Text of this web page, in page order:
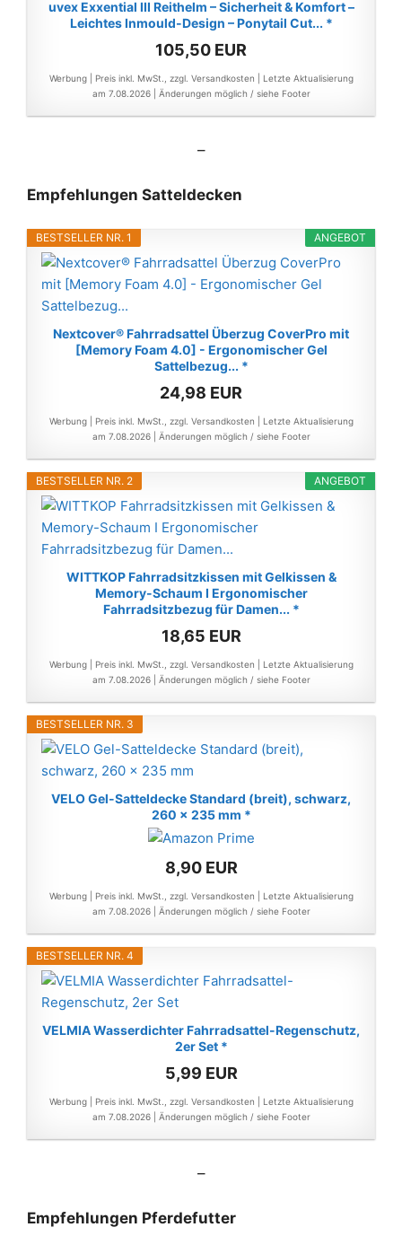
uvex Exxential III Reithelm – Sicherheit & Komfort –
Leichtes Inmould-Design – Ponytail Cut... *
105,50 EUR
Werbung | Preis inkl. MwSt., zzgl. Versandkosten |
Letzte Aktualisierung
am 7.08.2026 | Änderungen möglich / siehe Footer
–
Empfehlungen Satteldecken
ANGEBOT
BESTSELLER NR. 1
Nextcover® Fahrradsattel Überzug CoverPro mit
[Memory Foam 4.0] - Ergonomischer Gel
Sattelbezug... *
24,98 EUR
Werbung | Preis inkl. MwSt., zzgl. Versandkosten |
Letzte Aktualisierung
am 7.08.2026 | Änderungen möglich / siehe Footer
ANGEBOT
BESTSELLER NR. 2
WITTKOP Fahrradsitzkissen mit Gelkissen &
Memory-Schaum I Ergonomischer
Fahrradsitzbezug für Damen... *
18,65 EUR
Werbung | Preis inkl. MwSt., zzgl. Versandkosten |
Letzte Aktualisierung
am 7.08.2026 | Änderungen möglich / siehe Footer
BESTSELLER NR. 3
VELO Gel-Satteldecke Standard (breit), schwarz,
260 x 235 mm *
8,90 EUR
Werbung | Preis inkl. MwSt., zzgl. Versandkosten |
Letzte Aktualisierung
am 7.08.2026 | Änderungen möglich / siehe Footer
BESTSELLER NR. 4
VELMIA Wasserdichter Fahrradsattel-Regenschutz,
2er Set *
5,99 EUR
Werbung | Preis inkl. MwSt., zzgl. Versandkosten |
Letzte Aktualisierung
am 7.08.2026 | Änderungen möglich / siehe Footer
–
Empfehlungen Pferdefutter